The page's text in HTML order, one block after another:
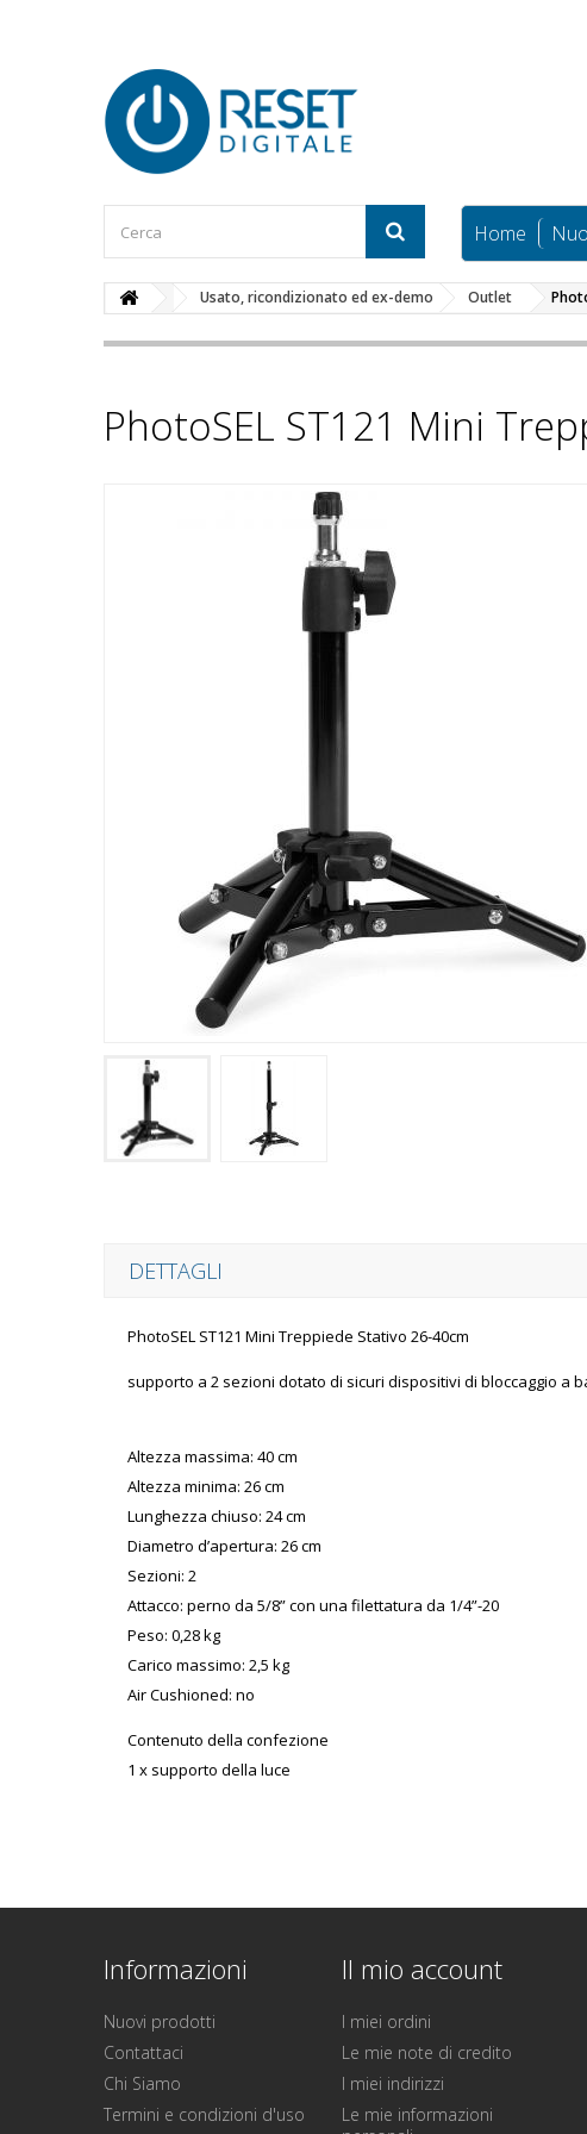
Home
Usato, ricondizionato ed ex-demo Outlet
PhotoSEL ST121 Mini
DETTAGLI
PhotoSEL ST121 Mini Treppiede Stativo 26-40cm
supporto a 2 sezioni dotato di sicuri dispositivi di bloccaggio a
Altezza massima: 40 cm
Altezza minima: 26 cm
Lunghezza chiuso: 24 cm
Diametro d’apertura: 26 cm
Sezioni: 2
Attacco: perno da 5/8” con una filettatura da 1/4”-20
Peso: 0,28 kg
Carico massimo: 2,5 kg
Air Cushioned: no
Contenuto della confezione
1 x supporto della luce
Informazioni
Nuovi prodotti
Contattaci
Chi Siamo
Termini e condizioni d'uso
Il mio account
I miei ordini
Le mie note di credito
I miei indirizzi
Le mie informazioni